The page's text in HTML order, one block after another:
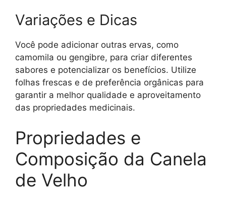
Variações e Dicas
Você pode adicionar outras ervas, como
camomila ou gengibre, para criar diferentes
sabores e potencializar os benefícios. Utilize
folhas frescas e de preferência orgânicas para
garantir a melhor qualidade e aproveitamento
das propriedades medicinais.
Propriedades e
Composição da Canela
de Velho